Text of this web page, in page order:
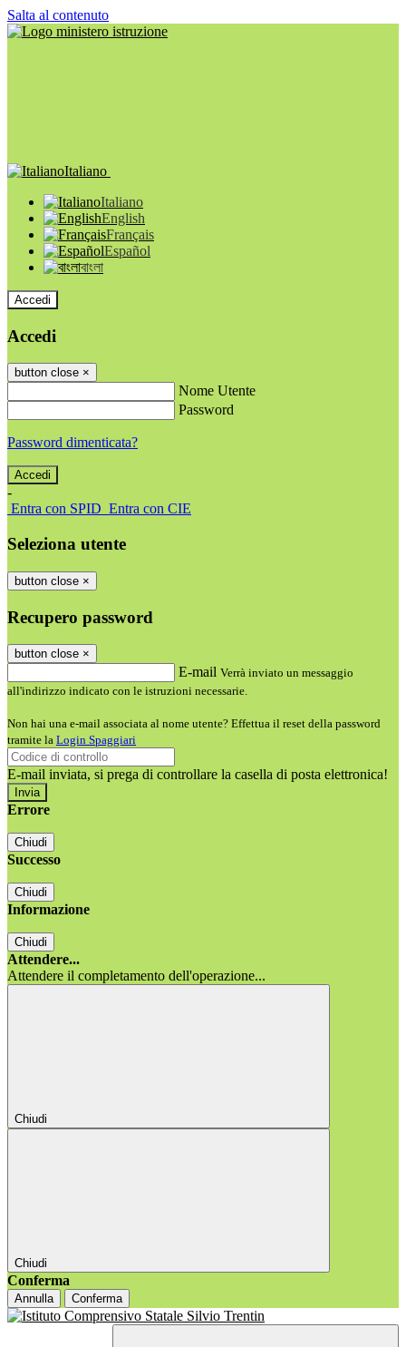
Salta al contenuto
Italiano
Italiano
English
Français
Español
বাংলা
Accedi
Accedi
button close ×
Nome Utente
Password
Password dimenticata?
-
Entra con SPID Entra con CIE
Seleziona utente
button close ×
Recupero password
button close ×
E-mail Verrà inviato un messaggio
all'indirizzo indicato con le istruzioni necessarie.
Non hai una e-mail associata al nome utente? Effettua il reset della password
tramite la Login Spaggiari
E-mail inviata, si prega di controllare la casella di posta elettronica!
Errore
Chiudi
Successo
Chiudi
Informazione
Chiudi
Attendere...
Attendere il completamento dell'operazione...
Chiudi
Chiudi
Conferma
Annulla Conferma